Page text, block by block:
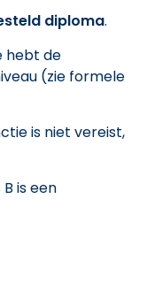
diploma.
hebt de
(zie formele
is niet vereist,
is een